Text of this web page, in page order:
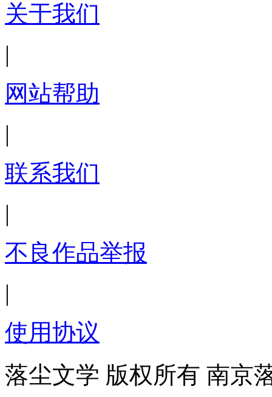
关于我们
|
网站帮助
|
联系我们
|
不良作品举报
|
使用协议
落尘文学 版权所有 南京